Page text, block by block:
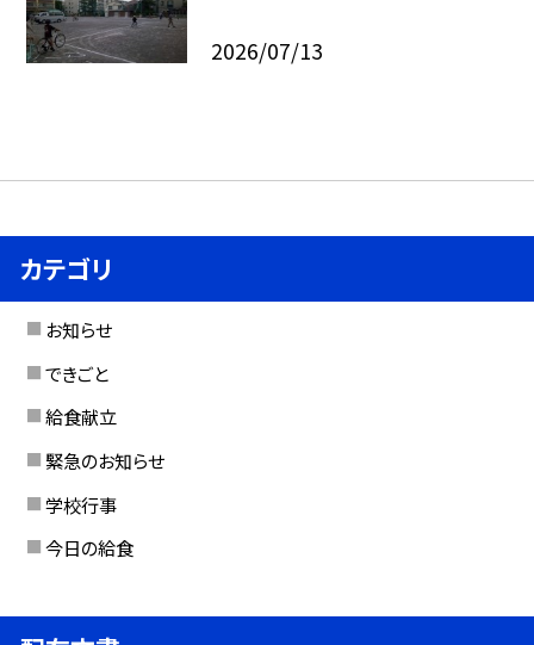
2026/07/13
カテゴリ
お知らせ
できごと
給食献立
緊急のお知らせ
学校行事
今日の給食